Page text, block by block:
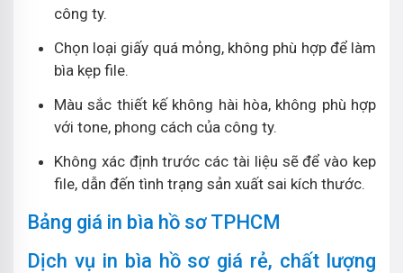
công ty.
Chọn loại giấy quá mỏng, không phù hợp để làm
bìa kẹp file.
Màu sắc thiết kế không hài hòa, không phù hợp
với tone, phong cách của công ty.
Không xác định trước các tài liệu sẽ để vào kep
file, dẫn đến tình trạng sản xuất sai kích thước.
Bảng giá in bìa hồ sơ TPHCM
Dịch vụ in bìa hồ sơ giá rẻ, chất lượng